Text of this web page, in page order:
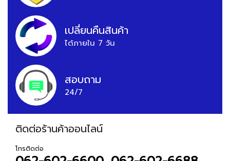
เปลี่ยนคืนสินค้า
ได้ภายใน 7 วัน
สอบถาม
24/7
ติดต่อร้านค้าออนไลน์
โทรติดต่อ